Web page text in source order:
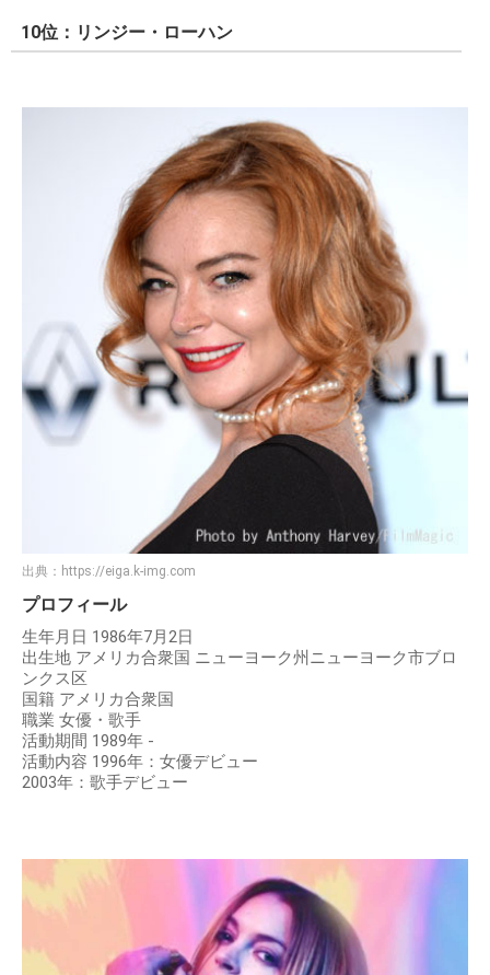
10位：リンジー・ローハン
出典： https://eiga.k-img.com
プロフィール
生年月日 1986年7月2日
出生地 アメリカ合衆国 ニューヨーク州ニューヨーク市ブロ
ンクス区
国籍 アメリカ合衆国
職業 女優・歌手
活動期間 1989年 -
活動内容 1996年：女優デビュー
2003年：歌手デビュー